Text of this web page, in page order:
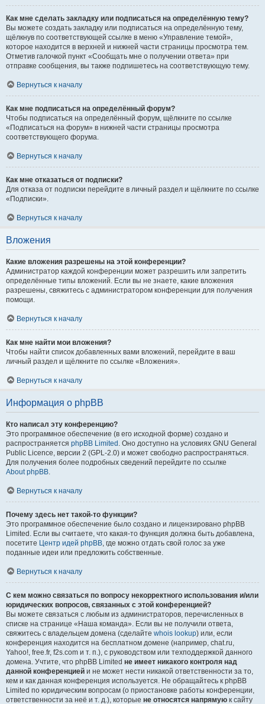
Как мне сделать закладку или подписаться на определённую тему?
Вы можете создать закладку или подписаться на определённую тему,
щёлкнув по соответствующей ссылке в меню «Управление темой»,
которое находится в верхней и нижней части страницы просмотра тем.
Отметив галочкой пункт «Сообщать мне о получении ответа» при
отправке сообщения, вы также подпишетесь на соответствующую тему.
Вернуться к началу
Как мне подписаться на определённый форум?
Чтобы подписаться на определённый форум, щёлкните по ссылке
«Подписаться на форум» в нижней части страницы просмотра
соответствующего форума.
Вернуться к началу
Как мне отказаться от подписки?
Для отказа от подписки перейдите в личный раздел и щёлкните по ссылке
«Подписки».
Вернуться к началу
Вложения
Какие вложения разрешены на этой конференции?
Администратор каждой конференции может разрешить или запретить
определённые типы вложений. Если вы не знаете, какие вложения
разрешены, свяжитесь с администратором конференции для получения
помощи.
Вернуться к началу
Как мне найти мои вложения?
Чтобы найти список добавленных вами вложений, перейдите в ваш
личный раздел и щёлкните по ссылке «Вложения».
Вернуться к началу
Информация о phpBB
Кто написал эту конференцию?
Это программное обеспечение (в его исходной форме) создано и
распространяется phpBB Limited . Оно доступно на условиях GNU General
Public Licence, версии 2 (GPL-2.0) и может свободно распространяться.
Для получения более подробных сведений перейдите по ссылке
About phpBB.
Вернуться к началу
Почему здесь нет такой-то функции?
Это программное обеспечение было создано и лицензировано phpBB
Limited. Если вы считаете, что какая-то функция должна быть добавлена,
посетите Центр идей phpBB, где можно отдать свой голос за уже
поданные идеи или предложить собственные.
Вернуться к началу
С кем можно связаться по вопросу некорректного использования и/или
юридических вопросов, связанных с этой конференцией?
Вы можете связаться с любым из администраторов, перечисленных в
списке на странице «Наша команда». Если вы не получили ответа,
свяжитесь с владельцем домена (сделайте whois lookup) или, если
конференция находится на бесплатном домене (например, chat.ru,
Yahoo!, free.fr, f2s.com и т. п.), с руководством или техподдержкой данного
домена. Учтите, что phpBB Limited не имеет никакого контроля над
данной конференцией и не может нести никакой ответственности за то,
кем и как данная конференция используется. Не обращайтесь к phpBB
Limited по юридическим вопросам (о приостановке работы конференции,
ответственности за неё и т. д.), которые не относятся напрямую к сайту